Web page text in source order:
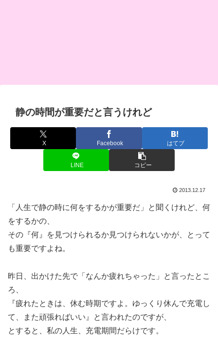
静の時間が重要だと言うけれど
X Facebook はてブ
LINE コピー
2013.12.17
「人生で静の時に何をするかが重要だ」と聞くけれど、何
をするかの、
その『何』を見つけられるか見つけられないかが、とって
も重要ですよね。
昨日、出かけた先で「なんか疲れちゃった」と言ったとこ
ろ、
『疲れたときは、休む時期ですよ。ゆっくり休んで充電し
て、また頑張ればいい』と言われたのですが、
とすると、私の人生、充電期間だらけです。